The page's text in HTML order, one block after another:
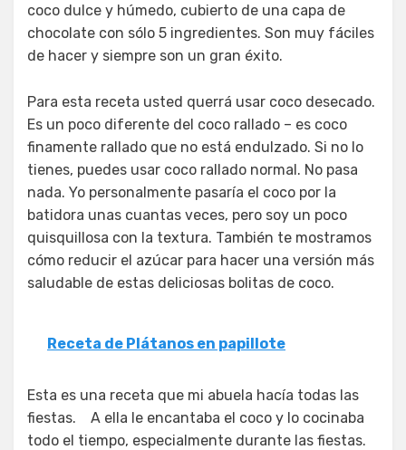
coco dulce y húmedo, cubierto de una capa de
chocolate con sólo 5 ingredientes. Son muy fáciles
de hacer y siempre son un gran éxito.
Para esta receta usted querrá usar coco desecado.
Es un poco diferente del coco rallado – es coco
finamente rallado que no está endulzado. Si no lo
tienes, puedes usar coco rallado normal. No pasa
nada. Yo personalmente pasaría el coco por la
batidora unas cuantas veces, pero soy un poco
quisquillosa con la textura. También te mostramos
cómo reducir el azúcar para hacer una versión más
saludable de estas deliciosas bolitas de coco.
Receta de Plátanos en papillote
Esta es una receta que mi abuela hacía todas las
fiestas. A ella le encantaba el coco y lo cocinaba
todo el tiempo, especialmente durante las fiestas.